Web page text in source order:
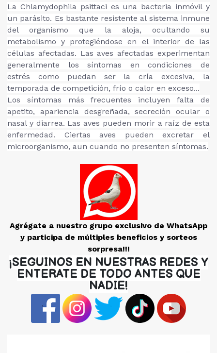
La Chlamydophila psittaci es una bacteria inmóvil y
un parásito. Es bastante resistente al sistema inmune
del organismo que la aloja, ocultando su
metabolismo y protegiéndose en el interior de las
células afectadas. Las aves afectadas experimentan
generalmente los síntomas en condiciones de
estrés como puedan ser la cría excesiva, la
temporada de competición, frío o calor en exceso...
Los síntomas más frecuentes incluyen falta de
apetito, apariencia desgreñada, secreción ocular o
nasal y diarrea. Las aves pueden morir a raíz de esta
enfermedad. Ciertas aves pueden excretar el
microorganismo, aun cuando no presenten síntomas.
Agrégate a nuestro grupo exclusivo de WhatsApp
y participa de múltiples beneficios y sorteos
sorpresa!!!
¡SEGUINOS EN NUESTRAS REDES Y
ENTERATE DE TODO ANTES QUE
NADIE!